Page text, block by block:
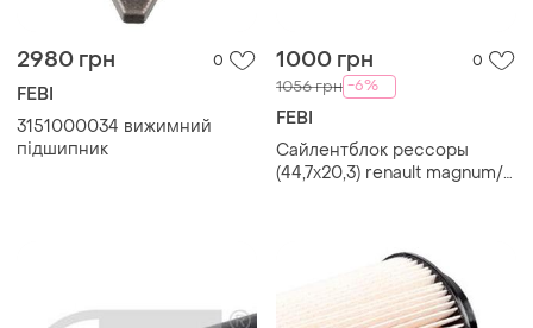
2980 грн 0
FEBI
3151000034 вижимний
підшипник
1000 грн 0
1056 грн -6%
FEBI
Сайлентблок рессоры
(44,7x20,3) renault magnum/